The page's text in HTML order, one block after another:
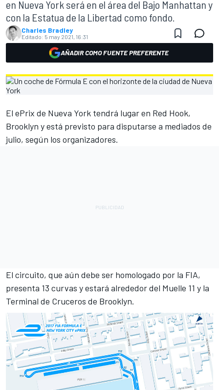
en Nueva York será en el área del Bajo Manhattan y
con la Estatua de la Libertad como fondo.
Charles Bradley
Editado: 5 may 2021, 16:31
AÑADIR COMO FUENTE PREFERENTE
El ePrix de Nueva York tendrá lugar en Red Hook,
Brooklyn y está previsto para disputarse a mediados de
julio, según los organizadores.
El circuito, que aún debe ser homologado por la FIA,
presenta 13 curvas y estará alrededor del Muelle 11 y la
Terminal de Cruceros de Brooklyn.